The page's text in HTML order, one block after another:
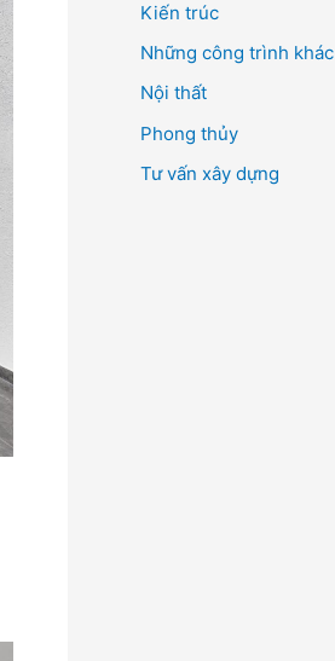
ế
m
:
Kiến trúc
Những công trình khác
Nội thất
Phong thủy
Tư vấn xây dựng